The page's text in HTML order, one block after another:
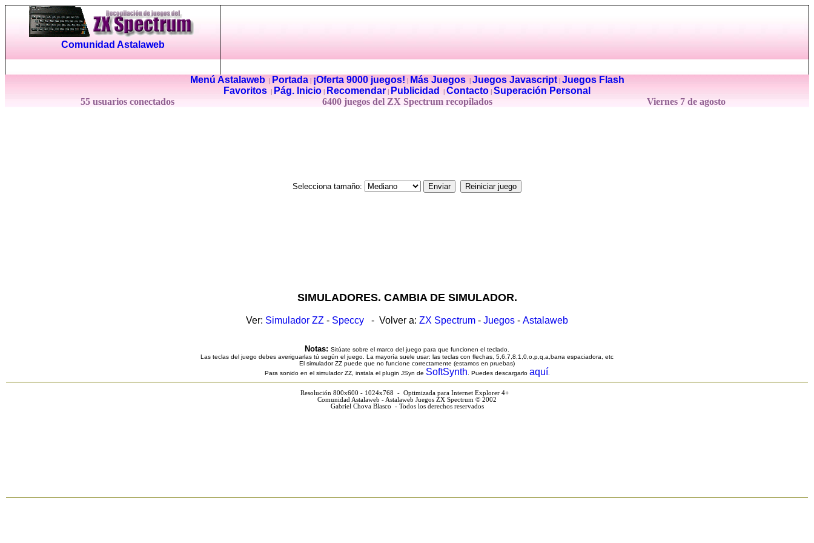
Comunidad Astalaweb
Menú Astalaweb| Portada| ¡Oferta 9000 juegos! Más Juegos| Juegos Javascript| Juegos Flash
Favoritos
Pág. Inicio Recomendar Publicidad Contacto Superación Personal
55 usuarios conectados
6400 juegos del ZX Spectrum recopilados Viernes 7 de agosto
Selecciona tamaño:
SIMULADORES. CAMBIA DE SIMULADOR.
Ver: Simulador ZZ - Speccy - Volver a: ZX Spectrum - Juegos - Astalaweb
Notas: Sitúate sobre el marco del juego para que funcionen el teclado.
Las teclas del juego debes averiguarlas tú según el juego. La mayoría suele usar: las teclas con flechas, 5,6,7,8,1,0,o,p,q,a,barra espaciadora, etc
El simulador ZZ puede que no funcione correctamente (estamos en pruebas)
Para sonido en el simulador ZZ, instala el plugin JSyn de SoftSynth . Puedes descargarlo aquí
Resolución 800x600 - 1024x768 - Optimizada para Internet Explorer 4+
Comunidad Astalaweb - Astalaweb Juegos ZX Spectrum © 2002
Gabriel Chova Blasco - Todos los derechos reservados